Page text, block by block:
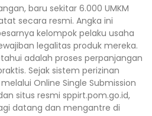
baru sekitar 6.000 UMKM
secara resmi. Angka ini
kelompok pelaku usaha
legalitas produk mereka.
adalah proses perpanjangan
Sejak sistem perizinan
Online Single Submission
situs resmi sppirt.pom.go.id,
datang dan mengantre di